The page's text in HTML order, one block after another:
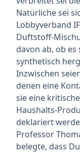
Natürliche sei
Lobbyverband
Duftstoff-
davon ab, ob
synthetisch
Inzwischen
denen eine
sie eine
Haushalts-
deklariert
Professor
belegte, dass